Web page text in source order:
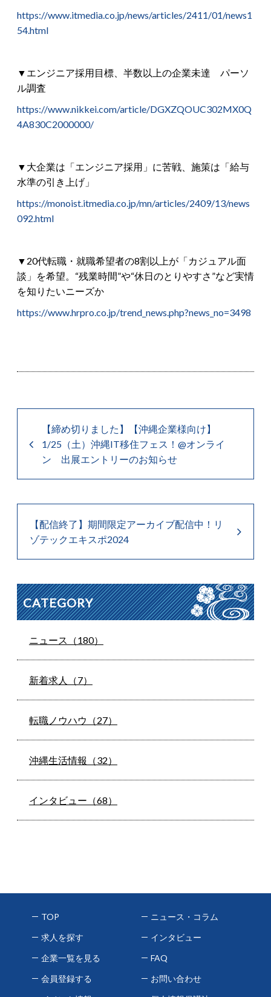
https://www.itmedia.co.jp/news/articles/2411/01/news1
54.html
▼エンジニア採用目標、半数以上の企業未達 パーソ
ル調査
https://www.nikkei.com/article/DGXZQOUC302MX0Q
4A830C2000000/
▼大企業は「エンジニア採用」に苦戦、施策は「給与
水準の引き上げ」
https://monoist.itmedia.co.jp/mn/articles/2409/13/news
092.html
▼20代転職・就職希望者の8割以上が「カジュアル面
談」を希望。“残業時間”や“休日のとりやすさ”など実情
を知りたいニーズか
https://www.hrpro.co.jp/trend_news.php?news_no=3498
【締め切りました】【沖縄企業様向け】
1/25（土）沖縄IT移住フェス！@オンライ
ン 出展エントリーのお知らせ
【配信終了】期間限定アーカイブ配信中！リ
ゾテックエキスポ2024
CATEGORY
ニュース（180）
新着求人（7）
転職ノウハウ（27）
沖縄生活情報（32）
インタビュー（68）
TOP
求人を探す
企業一覧を見る
会員登録する
ニュース・コラム
インタビュー
FAQ
お問い合わせ